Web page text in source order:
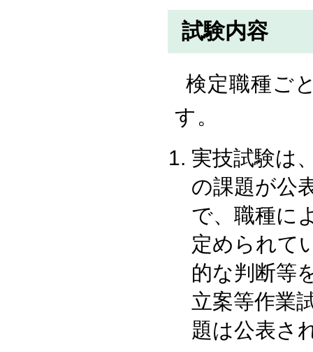
試験内容
検定職種ご
す。
実技試験は
の課題が公
で、職種に
定められて
的な判断等
立案等作業
題は公表さ